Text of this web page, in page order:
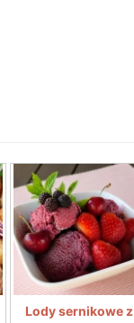
Lody sernikowe z